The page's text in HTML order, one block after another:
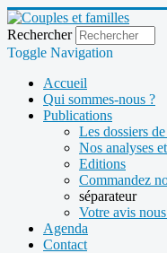
Rechercher
Toggle Navigation
Accueil
Qui sommes-nous ?
Publications
Les dossiers
Nos analyses
Editions
Commandez
séparateur
Votre avis
Agenda
Contact